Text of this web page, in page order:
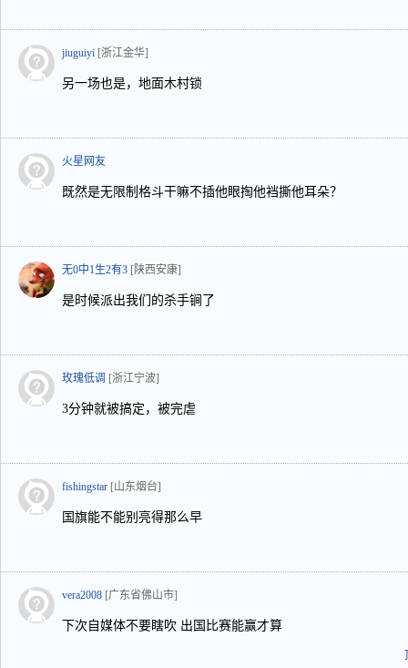
jiuguiyi [浙江金华]
另一场也是，地面木村锁
火星网友
既然是无限制格斗干嘛不插他眼掏他裆撕他耳朵？
无0中1生2有3 [陕西安康]
是时候派出我们的杀手锏了
玫瑰低调 [浙江宁波]
3分钟就被搞定，被完虐
fishingstar [山东烟台]
国旗能不能别亮得那么早
vera2008 [广东省佛山市]
下次自媒体不要瞎吹 出国比赛能赢才算